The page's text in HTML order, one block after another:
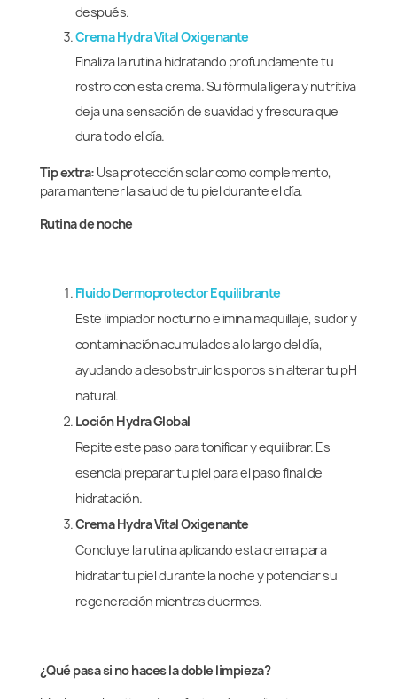
después.
Crema Hydra Vital Oxigenante
Finaliza la rutina hidratando profundamente tu
rostro con esta crema. Su fórmula ligera y nutritiva
deja una sensación de suavidad y frescura que
dura todo el día.
Tip extra: Usa protección solar como complemento,
para mantener la salud de tu piel durante el día.
Rutina de noche
Fluido Dermoprotector Equilibrante
Este limpiador nocturno elimina maquillaje, sudor y
contaminación acumulados a lo largo del día,
ayudando a desobstruir los poros sin alterar tu pH
natural.
Loción Hydra Global
Repite este paso para tonificar y equilibrar. Es
esencial preparar tu piel para el paso final de
hidratación.
Crema Hydra Vital Oxigenante
Concluye la rutina aplicando esta crema para
hidratar tu piel durante la noche y potenciar su
regeneración mientras duermes.
¿Qué pasa si no haces la doble limpieza?